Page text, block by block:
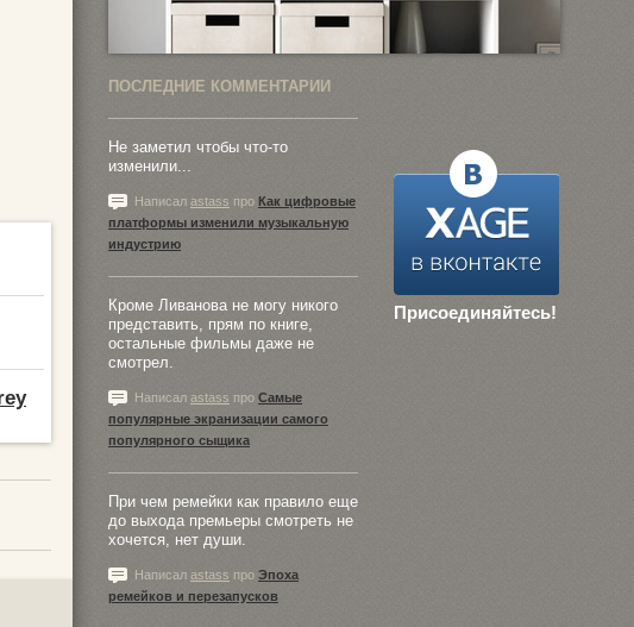
ПОСЛЕДНИЕ КОММЕНТАРИИ
Присоединяйтесь!
Не заметил чтобы что-то
изменили...
Написал astass про Как цифровые
платформы изменили музыкальную
индустрию
Кроме Ливанова не могу никого
представить, прям по книге,
остальные фильмы даже не
смотрел.
Написал astass про Самые
популярные экранизации самого
популярного сыщика
При чем ремейки как правило еще
до выхода премьеры смотреть не
хочется, нет души.
Написал astass про Эпоха
ремейков и перезапусков